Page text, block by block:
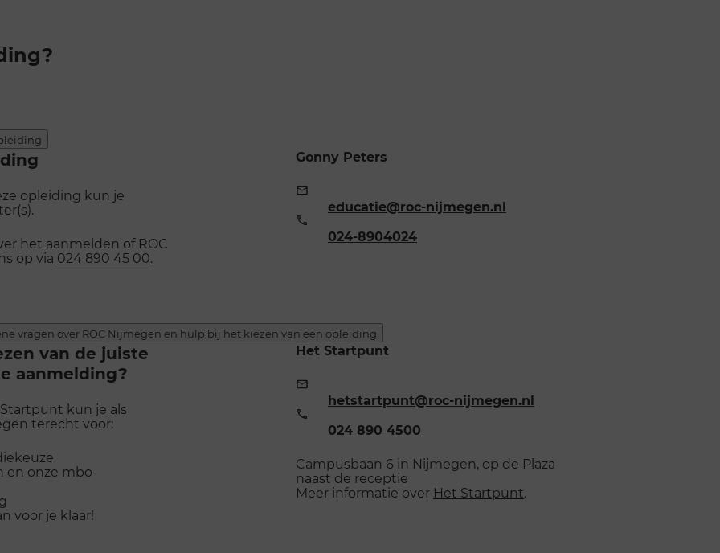
opleiding kun je
het aanmelden of ROC
op via 024 890 45 00.
Gonny Peters
mailadres:
educatie@roc-nijmegen.nl
024-8904024
vragen over ROC Nijmegen en hulp bij het kiezen van een opleiding
van de juiste
aanmelding?
kun je als
terecht voor:
en onze mbo-
voor je klaar!
Het Startpunt
mailadres:
hetstartpunt@roc-nijmegen.nl
024 890 4500
Campusbaan 6 in Nijmegen, op de Plaza
naast de receptie
Meer informatie over Het Startpunt.